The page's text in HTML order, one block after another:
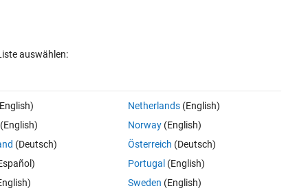
In MATLAB Online öffnen 0 Stimmen
could change the value of a material property or load, for
auswählen:
(English)
(Deutsch)
Netherlands(English)
Norway(English)
Österreich (Deutsch)
Portugal (English)
Sweden (English)